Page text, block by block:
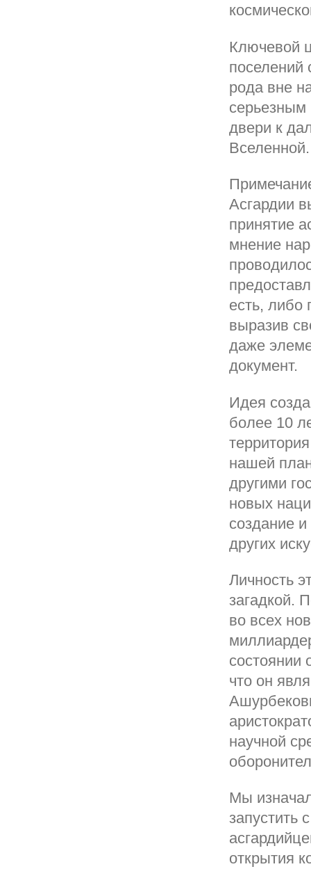
Ключевой
поселений
рода вне
серьезным
двери к
Вселенной.
Асгардии
принятие
мнение
есть, либо
выразив
даже
документ.
Идея
более 10
нашей
другими
новых
создание
других
Личность
загадкой.
во всех
состоянии
что он
научной
Мы
запустить
открытия